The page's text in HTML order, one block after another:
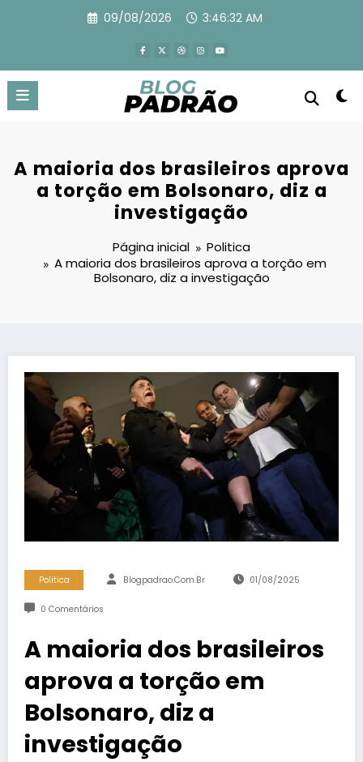
09/08/2026 3:46:34 AM
A maioria dos brasileiros aprova
a torção em Bolsonaro, diz a
investigação
Página inicial
Politica
A maioria dos brasileiros aprova a torção em
Bolsonaro, diz a investigação
Politica Blogpadrao.com.br 01/08/2025
0 Comentários
A maioria dos brasileiros
aprova a torção em
Bolsonaro, diz a
investigação